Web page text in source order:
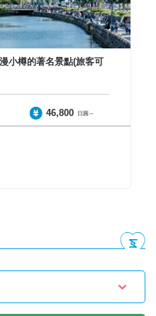
小樽的著名景點(旅客可
46,800 日圓～